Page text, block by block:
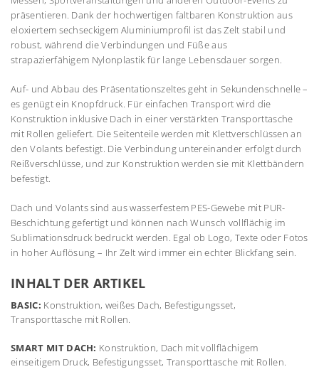
präsentieren. Dank der hochwertigen faltbaren Konstruktion aus
eloxiertem sechseckigem Aluminiumprofil ist das Zelt stabil und
robust, während die Verbindungen und Füße aus
strapazierfähigem Nylonplastik für lange Lebensdauer sorgen.
Auf- und Abbau des Präsentationszeltes geht in Sekundenschnelle –
es genügt ein Knopfdruck. Für einfachen Transport wird die
Konstruktion inklusive Dach in einer verstärkten Transporttasche
mit Rollen geliefert. Die Seitenteile werden mit Klettverschlüssen an
den Volants befestigt. Die Verbindung untereinander erfolgt durch
Reißverschlüsse, und zur Konstruktion werden sie mit Klettbändern
befestigt.
Dach und Volants sind aus wasserfestem PES-Gewebe mit PUR-
Beschichtung gefertigt und können nach Wunsch vollflächig im
Sublimationsdruck bedruckt werden. Egal ob Logo, Texte oder Fotos
in hoher Auflösung – Ihr Zelt wird immer ein echter Blickfang sein.
INHALT DER ARTIKEL
BASIC: Konstruktion, weißes Dach, Befestigungsset,
Transporttasche mit Rollen.
SMART MIT DACH: Konstruktion, Dach mit vollflächigem
einseitigem Druck, Befestigungsset, Transporttasche mit Rollen.